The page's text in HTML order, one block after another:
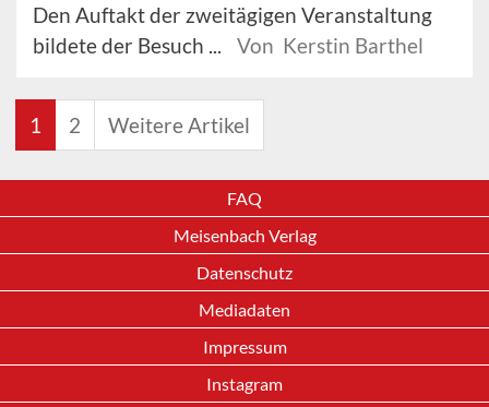
Den Auftakt der zweitägigen Veranstaltung
bildete der Besuch ...
Von Kerstin Barthel
1 2 Weitere Artikel
FAQ
Meisenbach Verlag
Datenschutz
Mediadaten
Impressum
Instagram